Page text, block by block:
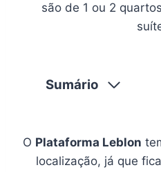
são de 1 ou 2
Sumário
O Plataforma Leblon
localização, já que